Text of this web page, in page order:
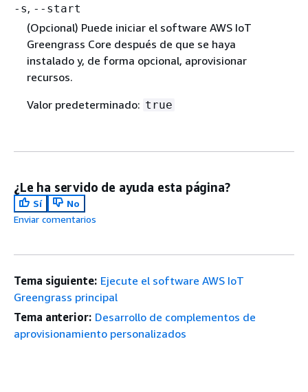
-s, --start
(Opcional) Puede iniciar el software AWS IoT
Greengrass Core después de que se haya
instalado y, de forma opcional, aprovisionar
recursos.
Valor predeterminado: true
¿Le ha servido de ayuda esta página?
Sí
No
Enviar comentarios
Tema siguiente: Ejecute el software AWS IoT
Greengrass principal
Tema anterior: Desarrollo de complementos de
aprovisionamiento personalizados